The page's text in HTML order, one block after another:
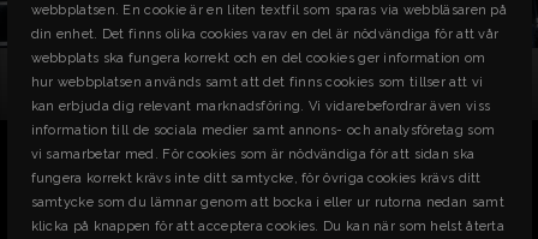
ARTIKLAR
SÖK
webbplatsen. En cookie är en liten textfil som sparas via webbläsaren på
din enhet. Det finns olika cookies varav en del är nödvändiga för att vår
webbplats ska fungera korrekt och en del cookies ger information om
hur webbplatsen används samt att det finns cookies som tillser att vi
kan erbjuda dig relevant marknadsföring. Vi vidarebefordrar även viss
information till de sociala medier samt annons- och analysföretag som
vi samarbetar med. För cookies som är nödvändiga för att sidan ska
fungera korrekt krävs inte ditt samtycke, för övriga cookies krävs ditt
samtycke som du lämnar genom att bocka i eller ur rutorna nedan samt
klicka på knappen för att acceptera cookies. Du kan när som helst återta